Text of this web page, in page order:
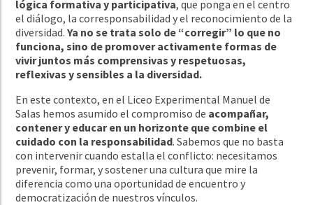
lógica formativa y participativa, que ponga en el centro
el diálogo, la corresponsabilidad y el reconocimiento de la
diversidad.Ya no se trata solo de “corregir” lo que no
funciona, sino de promover activamente formas de
vivir juntos más comprensivas y respetuosas,
reflexivas y sensibles a la diversidad.
En este contexto, en el Liceo Experimental Manuel de
Salas hemos asumido el compromiso de acompañar,
contener y educar en un horizonte que combine el
cuidado con la responsabilidad. Sabemos que no basta
con intervenir cuando estalla el conflicto: necesitamos
prevenir, formar, y sostener una cultura que mire la
diferencia como una oportunidad de encuentro y
democratización de nuestros vínculos.